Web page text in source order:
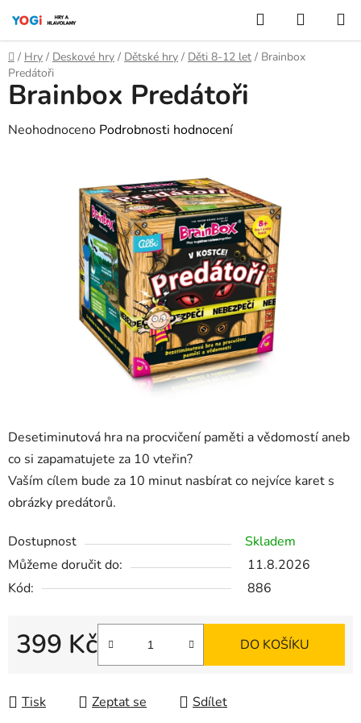
obsah
Hledat
KOŠÍK
Domů
/ Hry / Deskové hry / Dětské hry / Děti 8-12 let / Brainbox
Predátoři
Desetiminutová hra na procvičení paměti a vědomostí aneb
co si zapamatujete za 10 vteřin?
Vaším cílem bude za 10 minut nasbírat co nejvíce karet s
obrázky predátorů.
Dostupnost
Skladem
Můžeme doručit do:
11.8.2026
Kód:
886
399 Kč DO KOŠÍKU
Tisk Zeptat se Sdílet
Brainbox Predátoři
Průměrné
Neohodnoceno Podrobnosti hodnocení